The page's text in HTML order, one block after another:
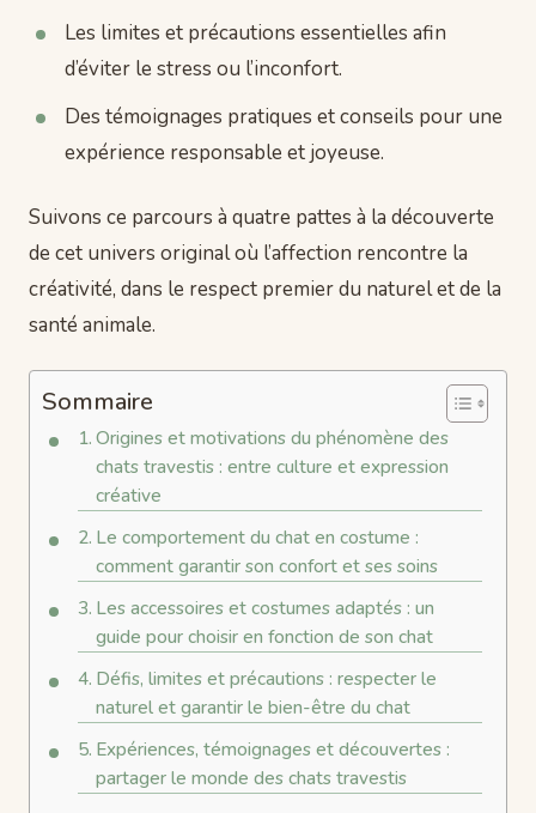
Les limites et précautions essentielles afin
d’éviter le stress ou l’inconfort.
Des témoignages pratiques et conseils pour une
expérience responsable et joyeuse.
Suivons ce parcours à quatre pattes à la découverte
de cet univers original où l’affection rencontre la
créativité, dans le respect premier du naturel et de la
santé animale.
Sommaire
Origines et motivations du phénomène des
chats travestis : entre culture et expression
créative
Le comportement du chat en costume :
comment garantir son confort et ses soins
Les accessoires et costumes adaptés : un
guide pour choisir en fonction de son chat
Défis, limites et précautions : respecter le
naturel et garantir le bien-être du chat
Expériences, témoignages et découvertes :
partager le monde des chats travestis